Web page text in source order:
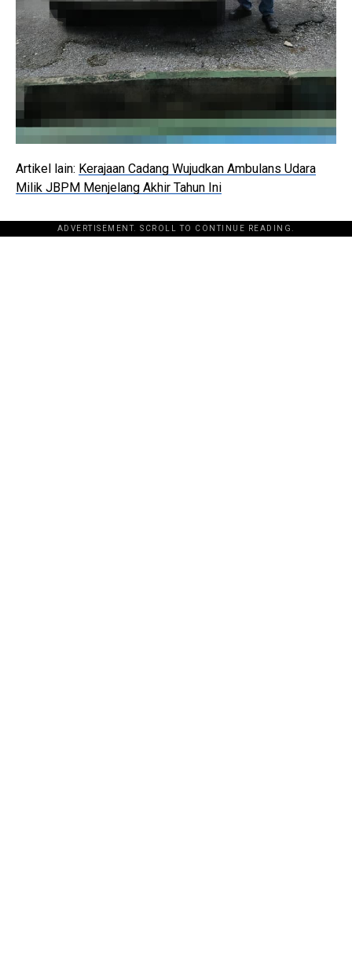
Artikel lain: Kerajaan Cadang Wujudkan Ambulans Udara
Milik JBPM Menjelang Akhir Tahun Ini
ADVERTISEMENT. SCROLL TO CONTINUE READING.